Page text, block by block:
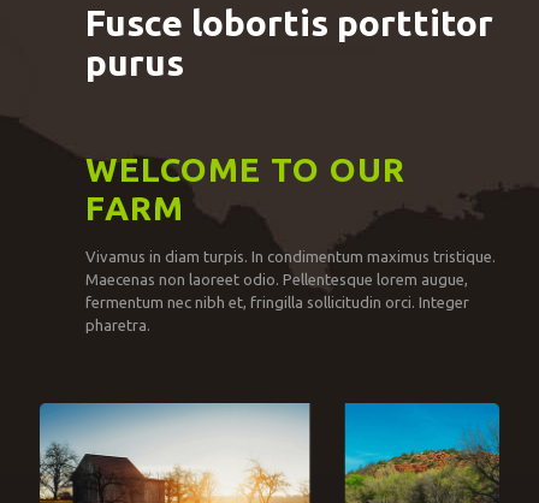
Fusce lobortis porttitor
purus
WELCOME TO OUR
FARM
Vivamus in diam turpis. In condimentum maximus tristique.
Maecenas non laoreet odio. Pellentesque lorem augue,
fermentum nec nibh et, fringilla sollicitudin orci. Integer
pharetra.